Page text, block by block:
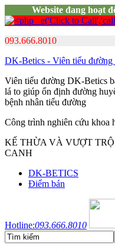
Website đang hoạt
093.666.8010
DK-Betics - Viên tiểu đường
Viên tiểu đường DK-Betics
lá to giúp ổn định đường
bệnh nhân tiểu đường
Công trình nghiên cứu
KẾ THỪA VÀ VƯỢT
CANH
DK-BETICS
Điểm bán
Hotline:093.666.8010